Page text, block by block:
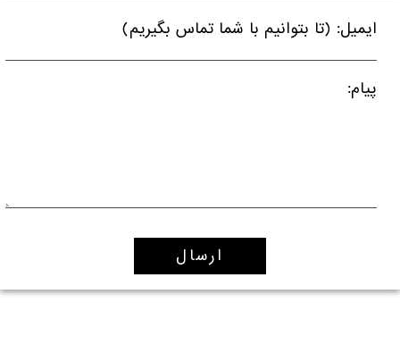
ایمیل: (تا بتوانیم با شما تماس بگیریم)
پیام: